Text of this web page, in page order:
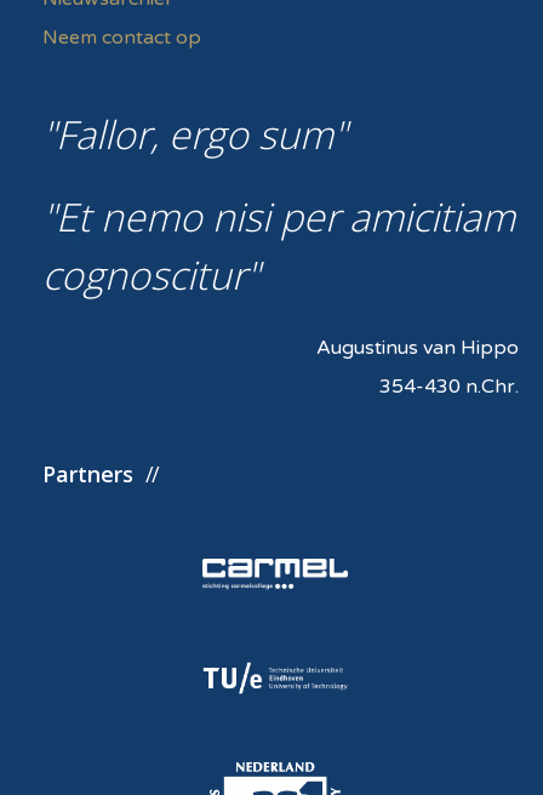
Neem contact op
Fallor, ergo sum
Et nemo nisi per amicitiam
cognoscitur
Augustinus van Hippo
354-430 n.Chr.
Partners